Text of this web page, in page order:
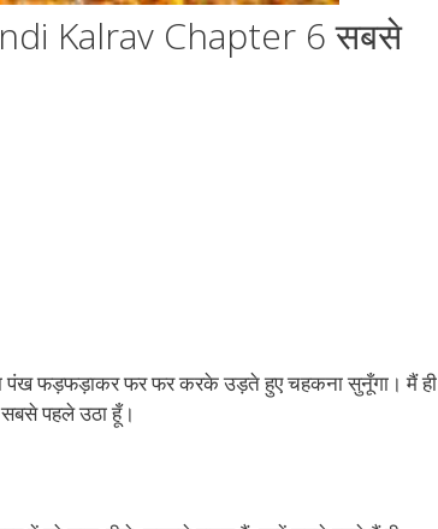
Kalrav Chapter 6 सबसे
पंख फड़फड़ाकर फर फर करके उड़ते हुए चहकना सुनूँगा। मैं ही
पहले उठा हूँ।